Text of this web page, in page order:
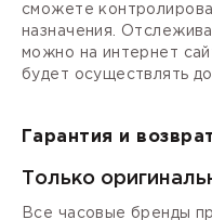
сможете
назначения.
можно на интернет
будет осуществлять
Гарантия и
Только
Все часовые бренды